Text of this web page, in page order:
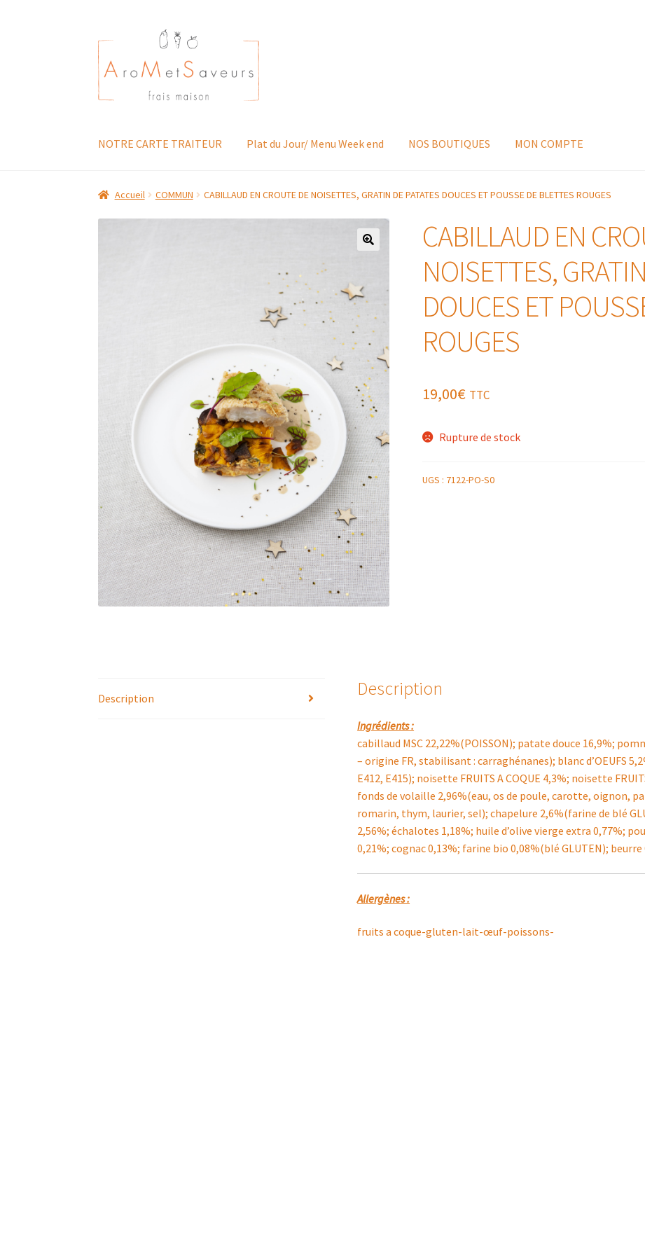
Aller
à
la
navigation
Aller
au
contenu
NOTRE CARTE TRAITEUR Plat du Jour/ Menu Week end NOS BOUTIQUES MON COMPTE
Accueil COMMUN CABILLAUD EN CROUTE DE NOISETTES, GRATIN DE PATATES DOUCES ET POUSSE DE BLETTES ROUGES
CABILLAUD EN
NOISETTES,
DOUCES ET
ROUGES
19,00€ TTC
Rupture de stock
UGS : 7122-PO-S0
Description Description
Ingrédients :
cabillaud MSC 22,22%(POISSON); patate douce 16,9%;
– origine FR, stabilisant : carraghénanes); blanc d’OEUFS
E412, E415); noisette FRUITS A COQUE 4,3%; noisette
fonds de volaille 2,96%(eau, os de poule, carotte, oignon,
romarin, thym, laurier, sel); chapelure 2,6%(farine de blé
2,56%; échalotes 1,18%; huile d’olive vierge extra 0,77%;
0,21%; cognac 0,13%; farine bio 0,08%(blé GLUTEN);
Allergènes :
fruits a coque-gluten-lait-œuf-poissons-